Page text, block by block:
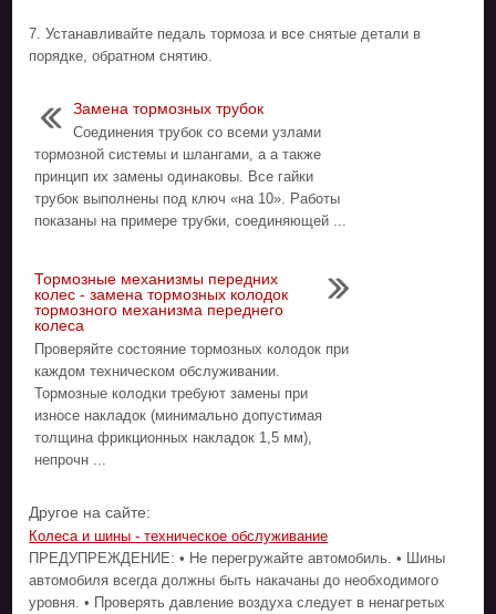
7. Устанавливайте педаль тормоза и все снятые детали в
порядке, обратном снятию.
Замена тормозных трубок
Соединения трубок со всеми узлами
тормозной системы и шлангами, а а также
принцип их замены одинаковы. Все гайки
трубок выполнены под ключ «на 10». Работы
показаны на примере трубки, соединяющей ...
Тормозные механизмы передних
колес - замена тормозных колодок
тормозного механизма переднего
колеса
Проверяйте состояние тормозных колодок при
каждом техническом обслуживании.
Тормозные колодки требуют замены при
износе накладок (минимально допустимая
толщина фрикционных накладок 1,5 мм),
непрочн ...
Другое на сайте:
Колеса и шины - техническое обслуживание
ПРЕДУПРЕЖДЕНИЕ: • Не перегружайте автомобиль. • Шины
автомобиля всегда должны быть накачаны до необходимого
уровня. • Проверять давление воздуха следует в ненагретых